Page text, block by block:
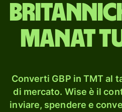
manat
Converti GBP in TMT al
di mercato. Wise è il
inviare, spendere e